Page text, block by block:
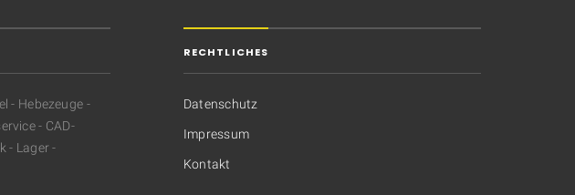
- Hebezeuge -
- CAD-
- Lager -
RECHTLICHES
Datenschutz
Impressum
Kontakt